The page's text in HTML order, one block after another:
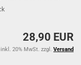
28,90 EUR
inkl. 20% MwSt. zzgl. Versand